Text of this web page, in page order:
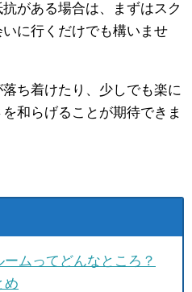
がある場合は、まずはスク
に行くだけでも構いませ
ち着けたり、少しでも楽に
和らげることが期待できま
ムってどんなところ？
め